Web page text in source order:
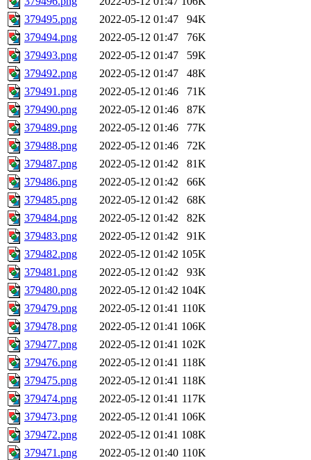
379495.png
2022-05-12 01:47
94K
379494.png
2022-05-12 01:47
76K
379493.png
2022-05-12 01:47
59K
379492.png
2022-05-12 01:47
48K
379491.png
2022-05-12 01:46
71K
379490.png
2022-05-12 01:46
87K
379489.png
2022-05-12 01:46
77K
379488.png
2022-05-12 01:46
72K
379487.png
2022-05-12 01:42
81K
379486.png
2022-05-12 01:42
66K
379485.png
2022-05-12 01:42
68K
379484.png
2022-05-12 01:42
82K
379483.png
2022-05-12 01:42
91K
379482.png
2022-05-12 01:42 105K
379481.png
2022-05-12 01:42
93K
379480.png
2022-05-12 01:42 104K
379479.png
2022-05-12 01:41 110K
379478.png
2022-05-12 01:41 106K
379477.png
2022-05-12 01:41 102K
379476.png
2022-05-12 01:41 118K
379475.png
2022-05-12 01:41 118K
379474.png
2022-05-12 01:41 117K
379473.png
2022-05-12 01:41 106K
379472.png
2022-05-12 01:41 108K
379471.png
2022-05-12 01:40 110K